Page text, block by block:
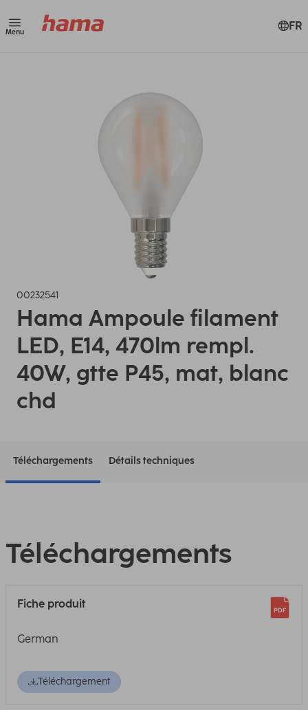
Menu FR
00232541
Hama Ampoule filament
LED, E14, 470lm rempl.
40W, gtte P45, mat, blanc
chd
Téléchargements Détails techniques
Téléchargements
Fiche produit
German
Téléchargement